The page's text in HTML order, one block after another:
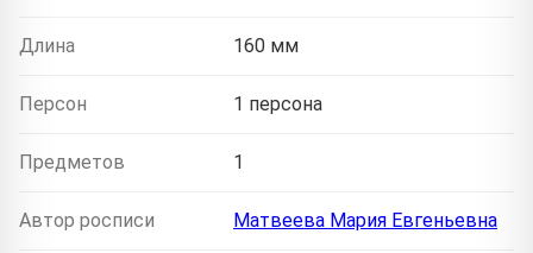
Длина 160 мм
Персон 1 персона
Предметов 1
Автор росписи Матвеева Мария Евгеньевна